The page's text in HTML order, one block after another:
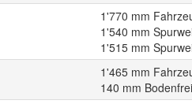
1'770 mm
1'540 mm
1'515 mm
1'465 mm
140 mm